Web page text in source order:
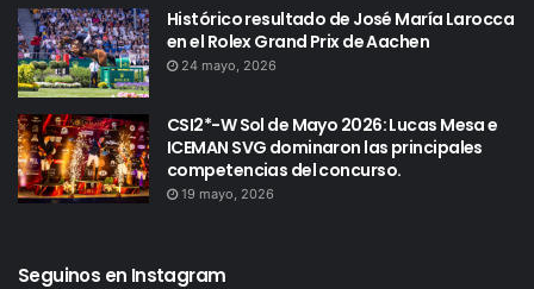
Histórico resultado de José María Larocca
en el Rolex Grand Prix de Aachen
24 mayo, 2026
CSI2*-W Sol de Mayo 2026: Lucas Mesa e
ICEMAN SVG dominaron las principales
competencias del concurso.
19 mayo, 2026
Seguinos en Instagram